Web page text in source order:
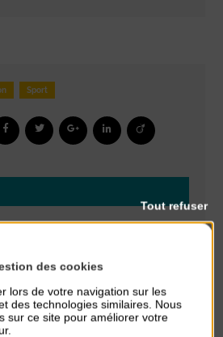
Sport
des cookies
lors de votre navigation sur les
des technologies similaires. Nous
sur ce site pour améliorer votre
Tout refuser